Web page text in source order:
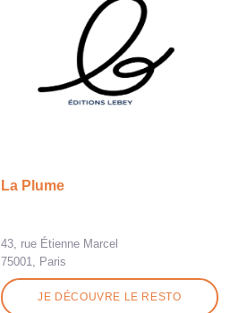
La Plume
43, rue Étienne Marcel
75001, Paris
JE DÉCOUVRE LE RESTO